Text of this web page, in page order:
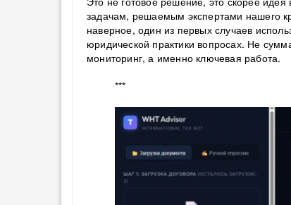
задачам, решаемым экспертами нашего
наверное, один из первых случаев
юридической практики вопросах. Не
мониторинг, а именно ключевая работа.
***